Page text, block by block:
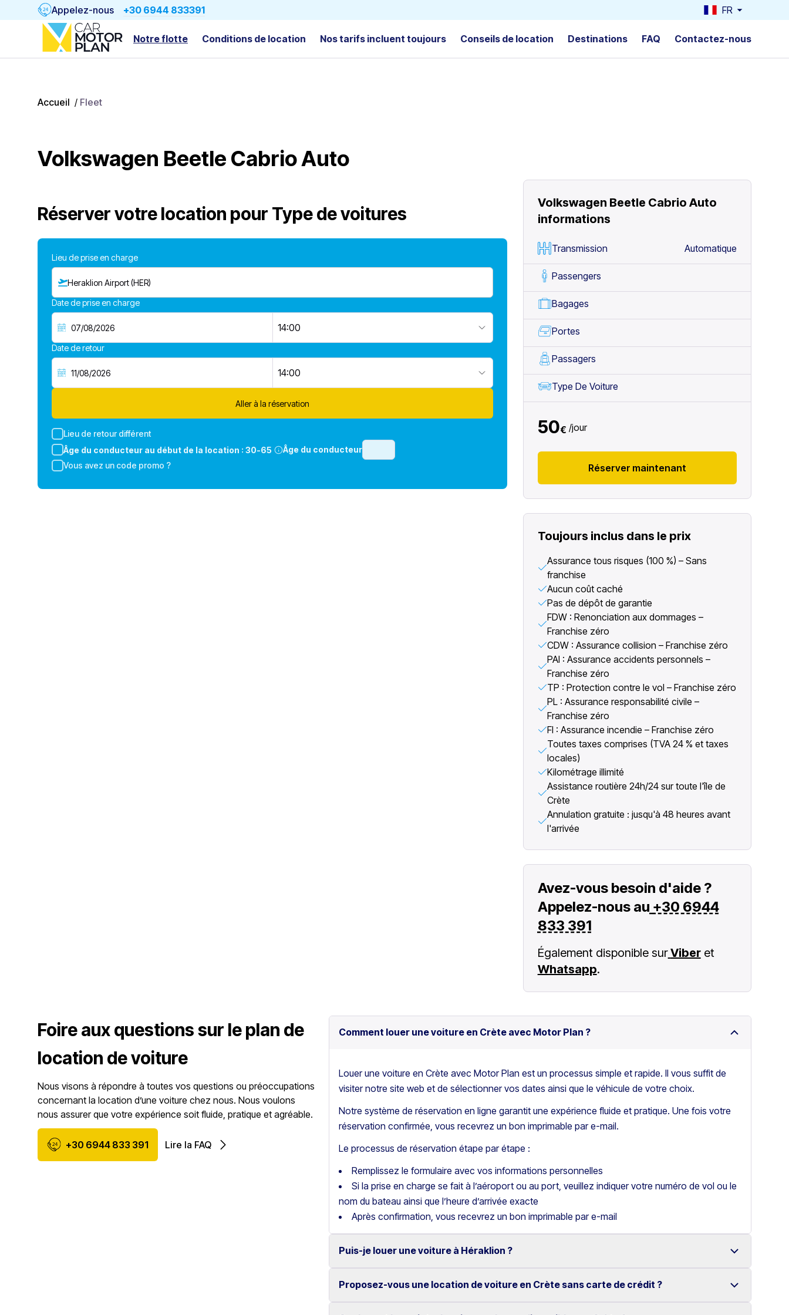
Appelez-nous +30 6944 833391 FR
Notre flotte Conditions de location Nos tarifs incluent toujours Conseils de location Destinations FAQ Contactez-nous
Accueil / Fleet
Volkswagen Beetle Cabrio Auto
Réserver votre location pour Type de voitures
Lieu de prise en charge
Heraklion Airport (HER)
Date de prise en charge
14:00
Date de retour
14:00
Aller à la réservation
Lieu de retour différent
Âge du conducteur au début de la location : 30-65
Âge du conducteur
Vous avez un code promo ?
Volkswagen Beetle Cabrio Auto
informations
Transmission Automatique
Passengers
Bagages
Portes
Passagers
Type De Voiture
50€ /jour
Réserver maintenant
Toujours inclus dans le prix
Assurance tous risques (100 %) – Sans
franchise
Aucun coût caché
Pas de dépôt de garantie
FDW : Renonciation aux dommages –
Franchise zéro
CDW : Assurance collision – Franchise zéro
PAI : Assurance accidents personnels –
Franchise zéro
TP : Protection contre le vol – Franchise zéro
PL : Assurance responsabilité civile –
Franchise zéro
FI : Assurance incendie – Franchise zéro
Toutes taxes comprises (TVA 24 % et taxes
locales)
Kilométrage illimité
Assistance routière 24h/24 sur toute l'île de
Crète
Annulation gratuite : jusqu'à 48 heures avant
l'arrivée
Avez-vous besoin d'aide ?
Appelez-nous au +30 6944
833 391
Également disponible surViber et
Whatsapp.
Foire aux questions sur le plan de
location de voiture
Nous visons à répondre à toutes vos questions ou préoccupations
concernant la location d’une voiture chez nous. Nous voulons
nous assurer que votre expérience soit fluide, pratique et agréable.
+30 6944 833 391 Lire la FAQ
Comment louer une voiture en Crète avec Motor Plan ?
Louer une voiture en Crète avec Motor Plan est un processus simple et rapide. Il vous suffit de
visiter notre site web et de sélectionner vos dates ainsi que le véhicule de votre choix.
Notre système de réservation en ligne garantit une expérience fluide et pratique. Une fois votre
réservation confirmée, vous recevrez un bon imprimable par e-mail.
Le processus de réservation étape par étape :
Remplissez le formulaire avec vos informations personnelles
Si la prise en charge se fait à l’aéroport ou au port, veuillez indiquer votre numéro de vol ou le
nom du bateau ainsi que l’heure d’arrivée exacte
Après confirmation, vous recevrez un bon imprimable par e-mail
Puis-je louer une voiture à Héraklion ?
Oui, nous proposons la location de voitures à Héraklion avec une large gamme de véhicules
Proposez-vous une location de voiture en Crète sans carte de crédit ?